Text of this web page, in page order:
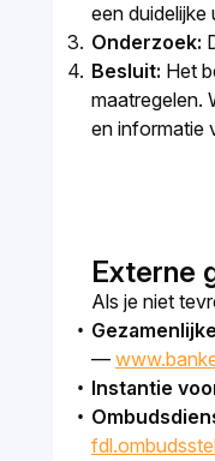
een
Onderzoek:
Besluit: Het
maatregelen.
en informatie
Externe
Als je niet
—
Instantie